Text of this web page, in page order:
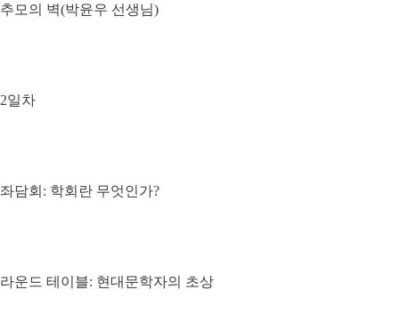
추모의 벽(박윤우 선생님)
2일차
좌담회: 학회란 무엇인가?
라운드 테이블: 현대문학자의 초상